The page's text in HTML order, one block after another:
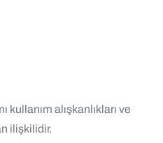
kullanım alışkanlıkları ve
ilişkilidir.